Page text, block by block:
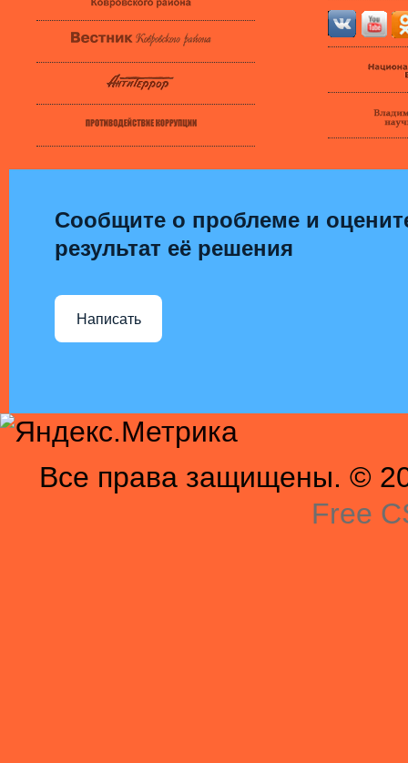
Сообщите о проблеме и
результат её решения
Написать
Все права защищены. ©
Free